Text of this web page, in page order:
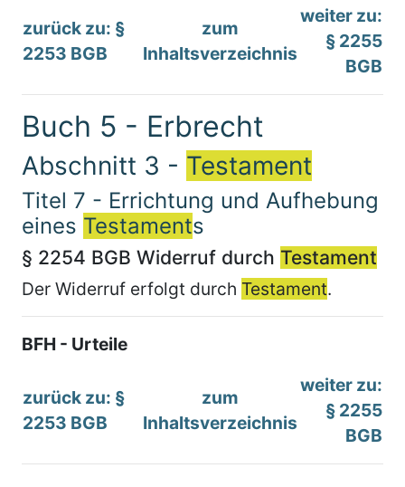
zurück zu: §
2253 BGB
zum
Inhaltsverzeichnis
weiter zu:
§ 2255
BGB
Buch 5 - Erbrecht
Abschnitt 3 - Testament
Titel 7 - Errichtung und Aufhebung
eines Testaments
§ 2254 BGB Widerruf durch Testament
Der Widerruf erfolgt durch Testament.
BFH - Urteile
zurück zu: §
2253 BGB
zum
Inhaltsverzeichnis
weiter zu:
§ 2255
BGB